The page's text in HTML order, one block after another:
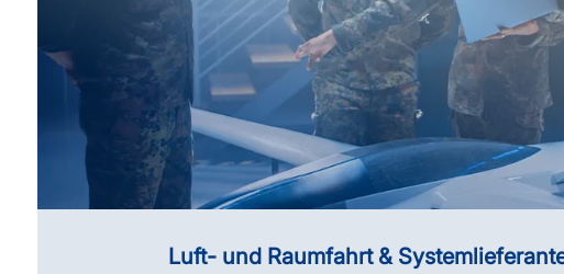
Luft- und Raumfahrt &